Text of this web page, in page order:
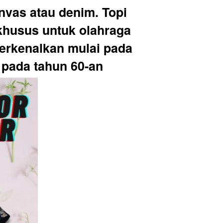
atau denim. Topi
untuk olahraga
mulai pada
tahun 60-an